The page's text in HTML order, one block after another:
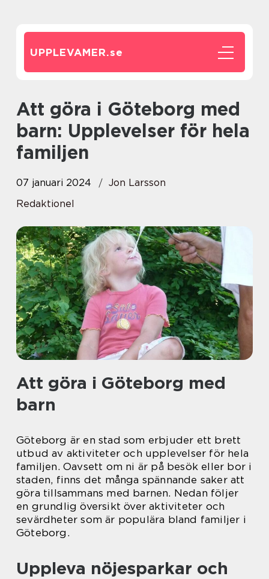
UPPLEVAMER.se
Att göra i Göteborg med
barn: Upplevelser för hela
familjen
07 januari 2024
Jon Larsson
Redaktionel
Att göra i Göteborg med
barn
Göteborg är en stad som erbjuder ett brett
utbud av aktiviteter och upplevelser för hela
familjen. Oavsett om ni är på besök eller bor i
staden, finns det många spännande saker att
göra tillsammans med barnen. Nedan följer
en grundlig översikt över aktiviteter och
sevärdheter som är populära bland familjer i
Göteborg.
Uppleva nöjesparkar och